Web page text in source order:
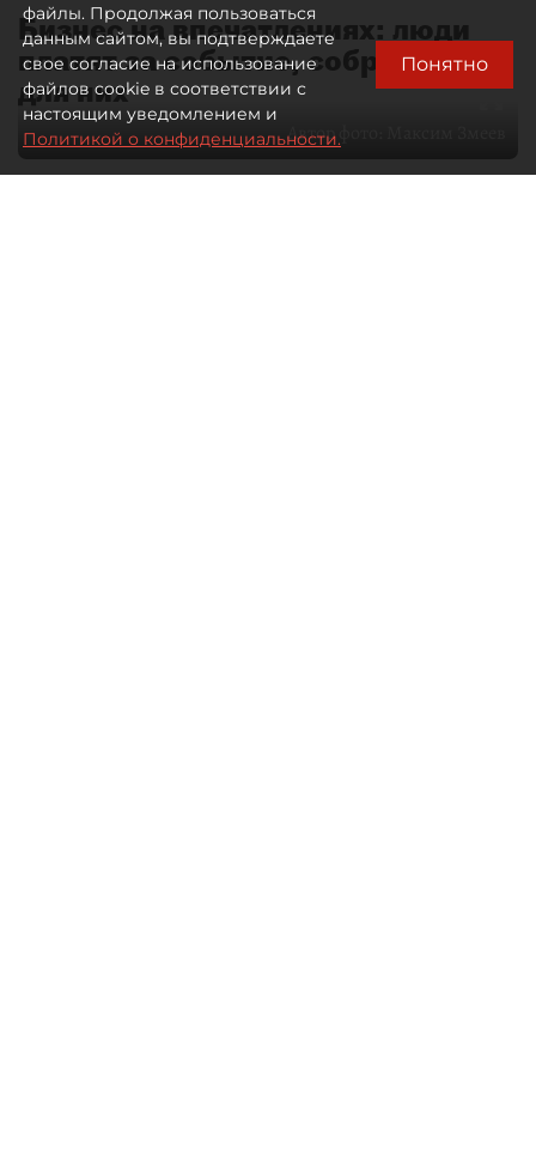
Бизнес на впечатлениях: люди
платят за событие, собранное
для них
Автор фото:
файлы. Продолжая пользоваться
данным сайтом, вы подтверждаете
свое согласие на использование
файлов cookie в соответствии с
настоящим уведомлением и
Политикой о конфиденциальности.
Понятно